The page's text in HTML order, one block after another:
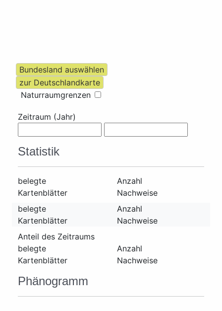
Naturraumgrenzen
Zeitraum (Jahr)
Statistik
belegte
Kartenblätter
Anzahl
Nachweise
belegte
Kartenblätter
Anzahl
Nachweise
Anteil des Zeitraums
belegte
Kartenblätter
Anzahl
Nachweise
Phänogramm